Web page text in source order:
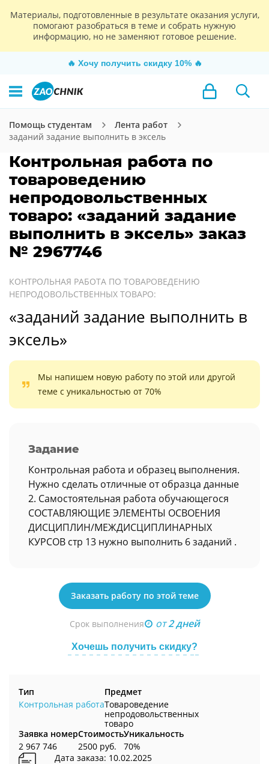
Материалы, подготовленные в результате оказания услуги,
помогают разобраться в теме и собрать нужную
информацию, но не заменяют готовое решение.
🔥 Хочу получить скидку 10% 🔥
Помощь студентам
Лента работ
заданий задание выполнить в эксель
Контрольная работа по
товароведению
непродовольственных
товаро: «заданий задание
выполнить в эксель» заказ
№ 2967746
КОНТРОЛЬНАЯ РАБОТА ПО ТОВАРОВЕДЕНИЮ
НЕПРОДОВОЛЬСТВЕННЫХ ТОВАРО:
«заданий задание выполнить в
эксель»
Мы напишем новую работу по этой или другой
теме с уникальностью от 70%
Задание
Контрольная работа и образец выполнения.
Нужно сделать отличные от образца данные
2. Самостоятельная работа обучающегося
СОСТАВЛЯЮЩИЕ ЭЛЕМЕНТЫ ОСВОЕНИЯ
ДИСЦИПЛИН/МЕЖДИСЦИПЛИНАРНЫХ
КУРСОВ стр 13 нужно выполнить 6 заданий .
Заказать работу по этой теме
Срок выполнения от2 дней
Хочешь получить скидку?
Тип
Контрольная работа
Предмет
Товароведение
непродовольственных
товаро
Заявка номер
2 967 746
Стоимость
2500 руб.
Уникальность
70%
Дата заказа: 10.02.2025